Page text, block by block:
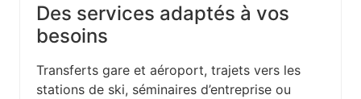
Des services adaptés à vos
besoins
Transferts gare et aéroport, trajets vers les
stations de ski, séminaires d’entreprise ou